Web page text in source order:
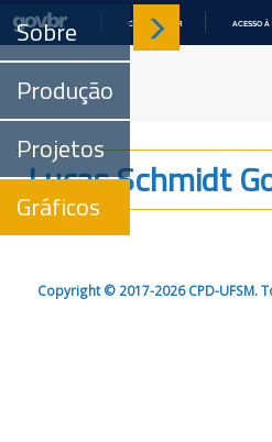
COMUNICA BR ACESSO
Sobre
Produção
Projetos
Gráficos
Lucas Schmidt
Copyright © 2017-2026 CPD-